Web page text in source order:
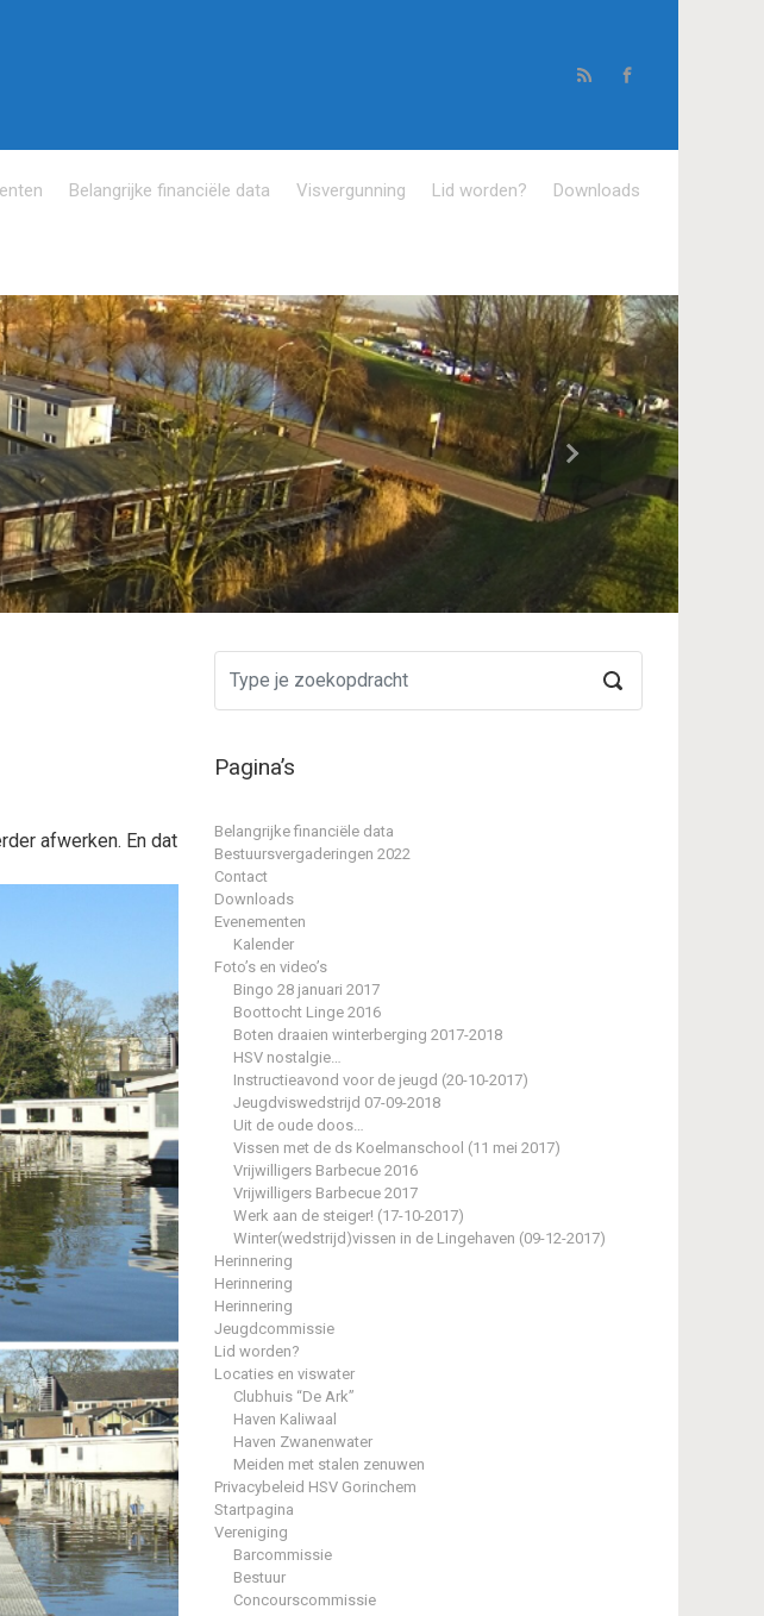
Belangrijke financiële data Visvergunning Lid worden? Downloads
Volgende
afwerken. En dat
Pagina’s
Belangrijke financiële data
Bestuursvergaderingen 2022
Contact
Downloads
Evenementen
Kalender
Foto’s en video’s
Bingo 28 januari 2017
Boottocht Linge 2016
Boten draaien winterberging 2017-2018
HSV nostalgie…
Instructieavond voor de jeugd (20-10-2017)
Jeugdviswedstrijd 07-09-2018
Uit de oude doos…
Vissen met de ds Koelmanschool (11 mei 2017)
Vrijwilligers Barbecue 2016
Vrijwilligers Barbecue 2017
Werk aan de steiger! (17-10-2017)
Winter(wedstrijd)vissen in de Lingehaven (09-12-2017)
Herinnering
Herinnering
Herinnering
Jeugdcommissie
Lid worden?
Locaties en viswater
Clubhuis “De Ark”
Haven Kaliwaal
Haven Zwanenwater
Meiden met stalen zenuwen
Privacybeleid HSV Gorinchem
Startpagina
Vereniging
Barcommissie
Bestuur
Concourscommissie